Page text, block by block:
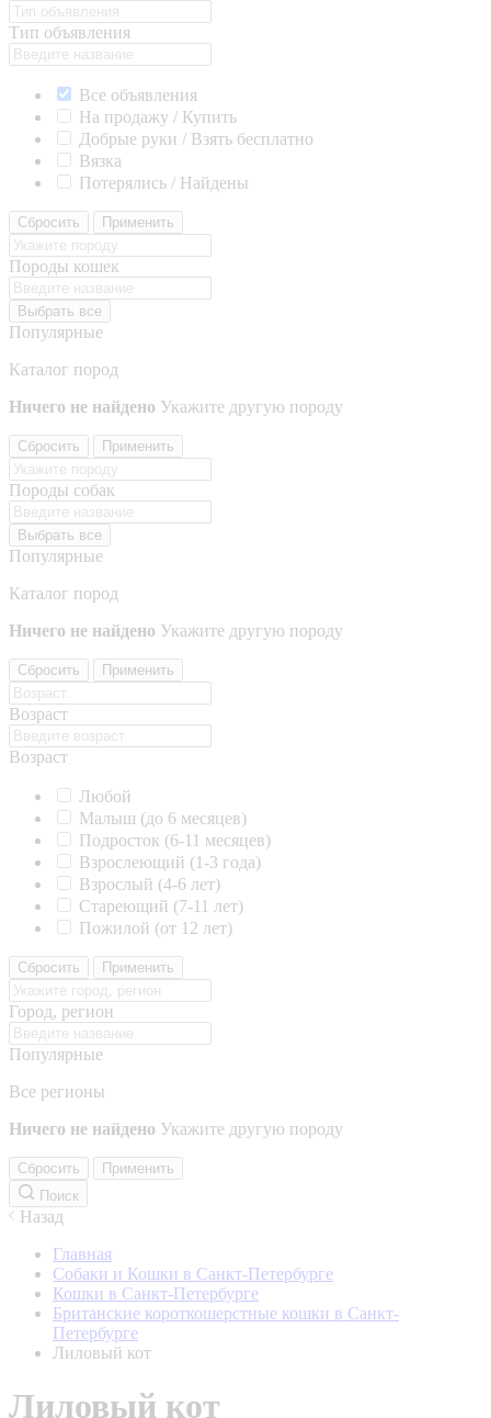
Тип объявления
Все объявления
На продажу / Купить
Добрые руки / Взять бесплатно
Вязка
Потерялись / Найдены
Сбросить Применить
Породы кошек
Выбрать все
Популярные
Каталог пород
Ничего не найдено Укажите другую породу
Сбросить Применить
Породы собак
Выбрать все
Популярные
Каталог пород
Ничего не найдено Укажите другую породу
Сбросить Применить
Возраст
Возраст
Любой
Малыш (до 6 месяцев)
Подросток (6-11 месяцев)
Взрослеющий (1-3 года)
Взрослый (4-6 лет)
Стареющий (7-11 лет)
Пожилой (от 12 лет)
Сбросить Применить
Город, регион
Популярные
Все регионы
Ничего не найдено Укажите другую породу
Сбросить
Применить
Поиск
Назад
Главная
Собаки и Кошки в Санкт-Петербурге
Кошки в Санкт-Петербурге
Британские короткошерстные кошки в Санкт-
Петербурге
Лиловый кот
Лиловый кот